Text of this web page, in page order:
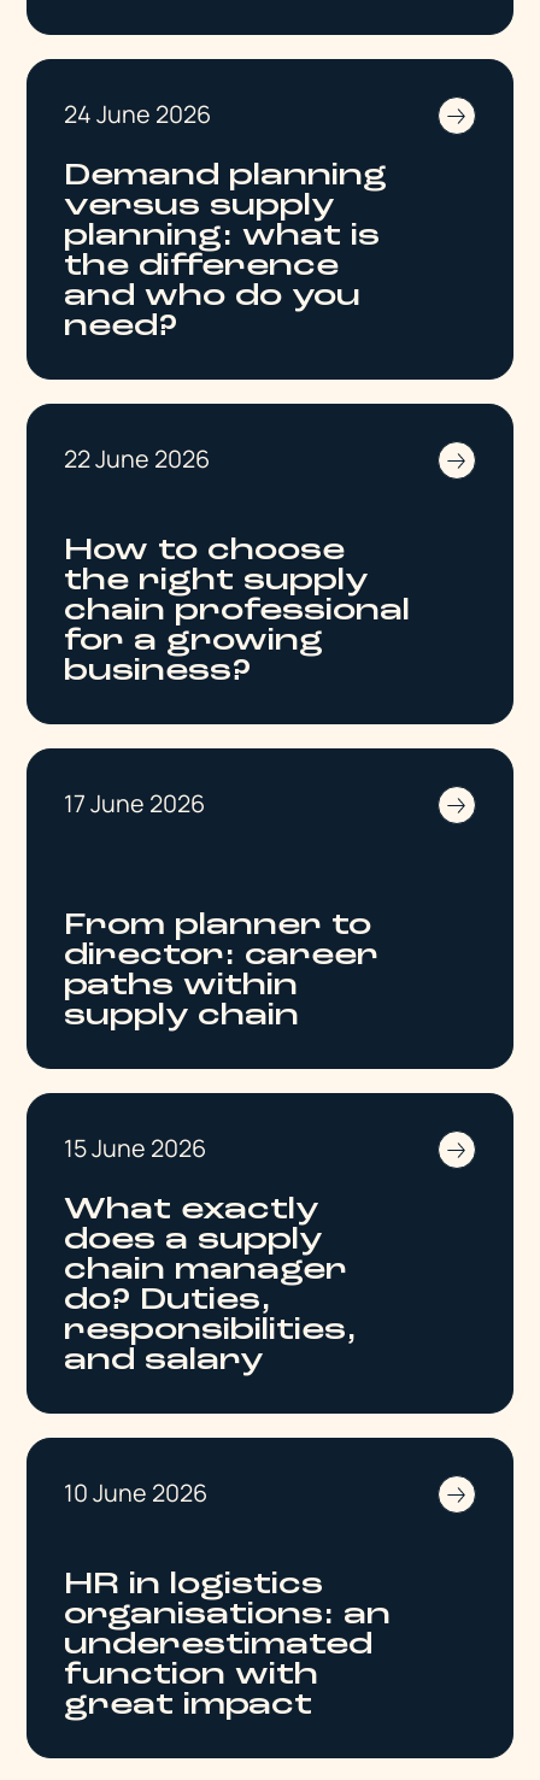
24 June 2026
Demand planning
versus supply
planning: what is
the difference
and who do you
need?
22 June 2026
How to choose
the right supply
chain professional
for a growing
business?
17 June 2026
From planner to
director: career
paths within
supply chain
15 June 2026
What exactly
does a supply
chain manager
do? Duties,
responsibilities,
and salary
10 June 2026
HR in logistics
organisations: an
underestimated
function with
great impact